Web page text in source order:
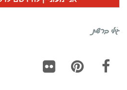
גילי ברשת